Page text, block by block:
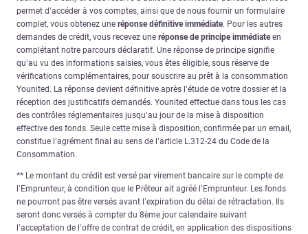
permet d’accéder à vos comptes, ainsi que de nous fournir un formulaire
complet, vous obtenez une réponse définitive immédiate. Pour les autres
demandes de crédit, vous recevez une réponse de principe immédiateen
complétant notre parcours déclaratif. Une réponse de principe signifie
qu’au vu des informations saisies, vous êtes éligible, sous réserve de
vérifications complémentaires, pour souscrire au prêt à la consommation
Younited. La réponse devient définitive après l’étude de votre dossier et la
réception des justificatifs demandés. Younited effectue dans tous les cas
des contrôles réglementaires jusqu’au jour de la mise à disposition
effective des fonds. Seule cette mise à disposition, confirmée par un email,
constitue l’agrément final au sens de l’article L.312-24 du Code de la
Consommation.
** Le montant du crédit est versé par virement bancaire sur le compte de
l’Emprunteur, à condition que le Prêteur ait agréé l’Emprunteur. Les fonds
ne pourront pas être versés avant l’expiration du délai de rétractation. Ils
seront donc versés à compter du 8ème jour calendaire suivant
l’acceptation de l’offre de contrat de crédit, en application des dispositions